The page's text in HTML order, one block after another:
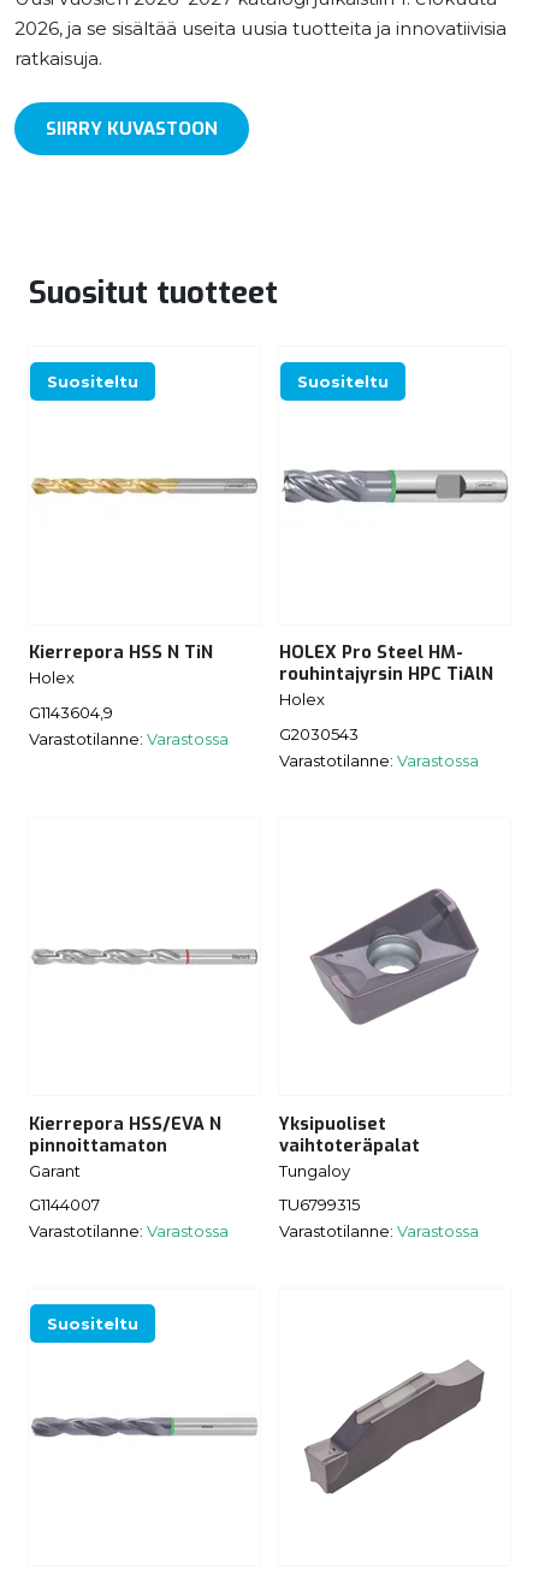
2026, ja se sisältää useita uusia tuotteita ja innovatiivisia
ratkaisuja.
SIIRRY KUVASTOON
Suositut tuotteet
Suositeltu
Kierrepora HSS N TiN
Holex
G1143604,9
Varastotilanne: Varastossa
Suositeltu
HOLEX Pro Steel HM-
rouhintajyrsin HPC TiAlN
Holex
G2030543
Varastotilanne: Varastossa
Kierrepora HSS/EVA N
pinnoittamaton
Garant
G1144007
Varastotilanne: Varastossa
Yksipuoliset
vaihtoteräpalat
Tungaloy
TU6799315
Varastotilanne: Varastossa
Suositeltu